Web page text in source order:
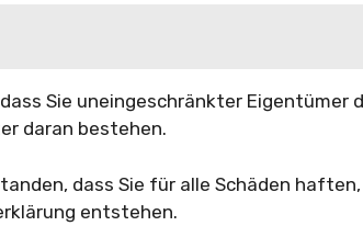
Sie uneingeschränkter Eigentümer
daran bestehen.
dass Sie für alle Schäden haften,
entstehen.